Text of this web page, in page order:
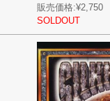
販売価格:¥2,750
SOLDOUT